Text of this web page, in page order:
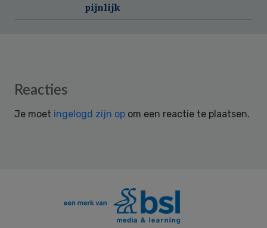
pijnlijk
Reader
Reacties
Je moet ingelogd zijn op om een reactie te plaatsen.